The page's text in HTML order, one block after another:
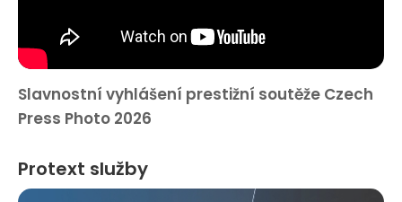
Slavnostní vyhlášení prestižní soutěže Czech
Press Photo 2026
Protext služby